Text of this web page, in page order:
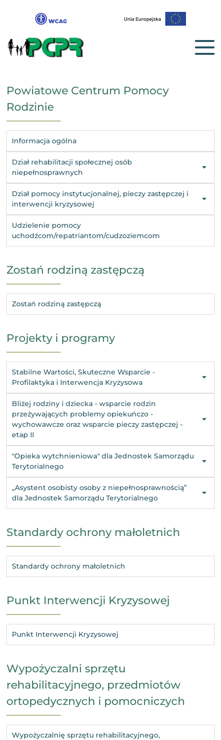
Powiatowe Centrum Pomocy
Rodzinie
Informacja ogólna
Dział rehabilitacji społecznej osób
niepełnosprawnych
Dział pomocy instytucjonalnej, pieczy zastępczej i
interwencji kryzysowej
Udzielenie pomocy
uchodźcom/repatriantom/cudzoziemcom
Zostań rodziną zastępczą
Zostań rodziną zastępczą
Projekty i programy
Stabilne Wartości, Skuteczne Wsparcie -
Profilaktyka i Interwencja Kryzysowa
Bliżej rodziny i dziecka - wsparcie rodzin
przeżywających problemy opiekuńczo -
wychowawcze oraz wsparcie pieczy zastępczej -
etap II
"Opieka wytchnieniowa" dla Jednostek Samorządu
Terytorialnego
„Asystent osobisty osoby z niepełnosprawnością”
dla Jednostek Samorządu Terytorialnego
Standardy ochrony małoletnich
Standardy ochrony małoletnich
Punkt Interwencji Kryzysowej
Punkt Interwencji Kryzysowej
Wypożyczalni sprzętu
rehabilitacyjnego, przedmiotów
ortopedycznych i pomocniczych
Wypożyczalnię sprzętu rehabilitacyjnego,